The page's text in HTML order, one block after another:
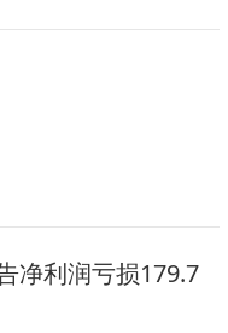
净利润亏损179.7